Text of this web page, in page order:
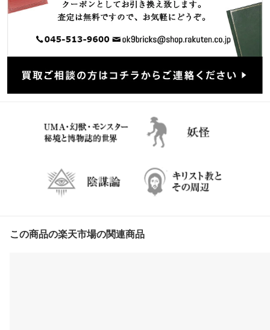
この商品の楽天市場の関連商品